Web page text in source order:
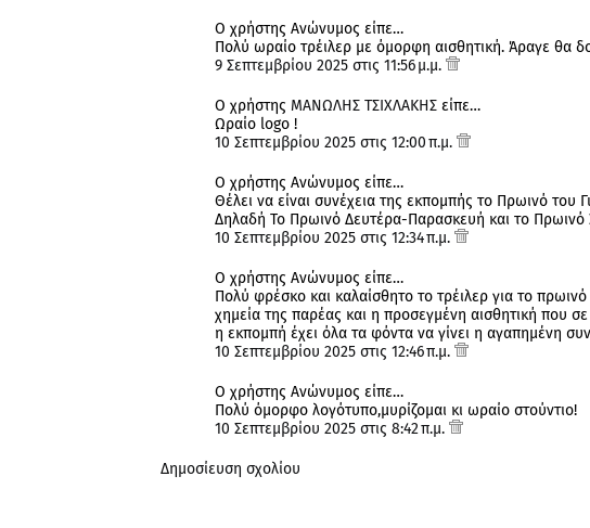
Ο χρήστης Ανώνυμος είπε…
Πολύ ωραίο τρέιλερ με όμορφη αισθητική. Άραγε θα
9 Σεπτεμβρίου 2025 στις 11:56 μ.μ.
Ο χρήστης ΜΑΝΩΛΗΣ ΤΣΙΧΛΑΚΗΣ είπε…
Ωραίο logo !
10 Σεπτεμβρίου 2025 στις 12:00 π.μ.
Ο χρήστης Ανώνυμος είπε…
Θέλει να είναι συνέχεια της εκπομπής το Πρωινό του
Δηλαδή Το Πρωινό Δευτέρα-Παρασκευή και το Πρωινό
10 Σεπτεμβρίου 2025 στις 12:34 π.μ.
Ο χρήστης Ανώνυμος είπε…
Πολύ φρέσκο και καλαίσθητο το τρέιλερ για το
χημεία της παρέας και η προσεγμένη αισθητική που
η εκπομπή έχει όλα τα φόντα να γίνει η αγαπημένη
10 Σεπτεμβρίου 2025 στις 12:46 π.μ.
Ο χρήστης Ανώνυμος είπε…
Πολύ όμορφο λογότυπο,μυρίζομαι κι ωραίο στούντιο!
10 Σεπτεμβρίου 2025 στις 8:42 π.μ.
Δημοσίευση σχολίου